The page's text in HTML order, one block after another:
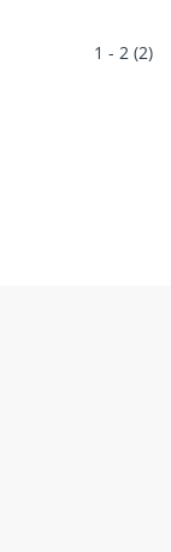
1 - 2 (2)